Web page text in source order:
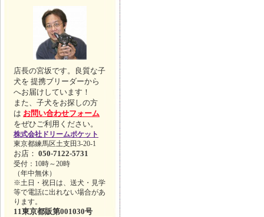
店長の宮坂です。良質な子
犬を 提携ブリーダーから
へお届けしています！
また、子犬をお探しの方
は お問い合わせフォーム
をぜひご利用ください。
株式会社ドリームポケット
東京都練馬区土支田3-20-1
お店： 050-7122-5731
受付：10時～20時
（年中無休）
※土日・祝日は、送犬・見学
等で電話に出れない場合があ
ります。
11東京都販第001030号